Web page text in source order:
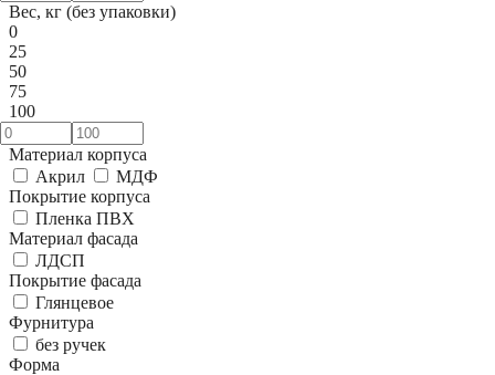
Вес, кг (без упаковки)
0
25
50
75
100
Материал корпуса
Акрил
МДФ
Покрытие корпуса
Пленка ПВХ
Материал фасада
ЛДСП
Покрытие фасада
Глянцевое
Фурнитура
без ручек
Форма